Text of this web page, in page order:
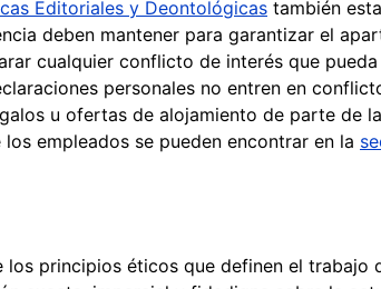
Editoriales y Deontológicas también
deben mantener para garantizar el
cualquier conflicto de interés que
personales no entren en
u ofertas de alojamiento de parte de
empleados se pueden encontrar en la
los principios éticos que definen el trabajo